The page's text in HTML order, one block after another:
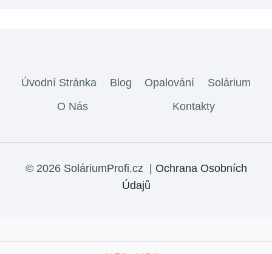
Úvodní Stránka Blog Opalování
Solárium
O Nás
Kontakty
© 2026 SoláriumProfi.cz | Ochrana Osobních
Údajů